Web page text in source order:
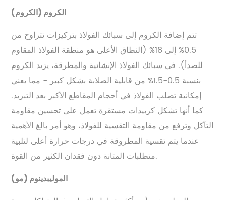
الكروم (الكروم)
تتم إضافة الكروم إلى سبائك الفولاذ بتركيزات تتراوح من
0.5% إلى 18% (النطاق الأعلى هو منطقة الفولاذ المقاوم
للصدأ). في سبائك الفولاذ الإنشائية والمطرقة، يزيد الكروم
بنسبة 0.5-1.5% من قابلية الصلابة بشكل كبير - مما يعني
إمكانية تصلب الفولاذ في أحجام المقاطع الأكبر بعد التبريد.
كما أنها تشكل كربيدات مستقرة تعمل على تحسين مقاومة
التآكل وترفع من مقاومة التقسية للفولاذ، وهو أمر بالغ الأهمية
عندما يتم تقسية المطروقة في درجات حرارة أعلى لتلبية
متطلبات المتانة دون فقدان الكثير من القوة.
الموليبدينوم (مو)